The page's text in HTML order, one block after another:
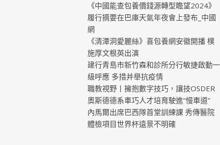
《中國能查包養價錢源轉型瞻望2024》
履行摘要在巴庫天氣年夜會上發布_中國
網
《清潭洞愛麗絲》喜包養網安徽開播 樸
施厚文根英出演
建行青島市新竹森和診所分行敏捷啟動一
級呼應 多措并舉抗疫情
職教視野丨擁抱數字技巧，讓技OSDER
奧斯德德系車巧人才培育駛進“慢車道”
內馬爾出席巴西隊首堂訓練課 秀傳醫院
體檢項目世界杯遠景不明確